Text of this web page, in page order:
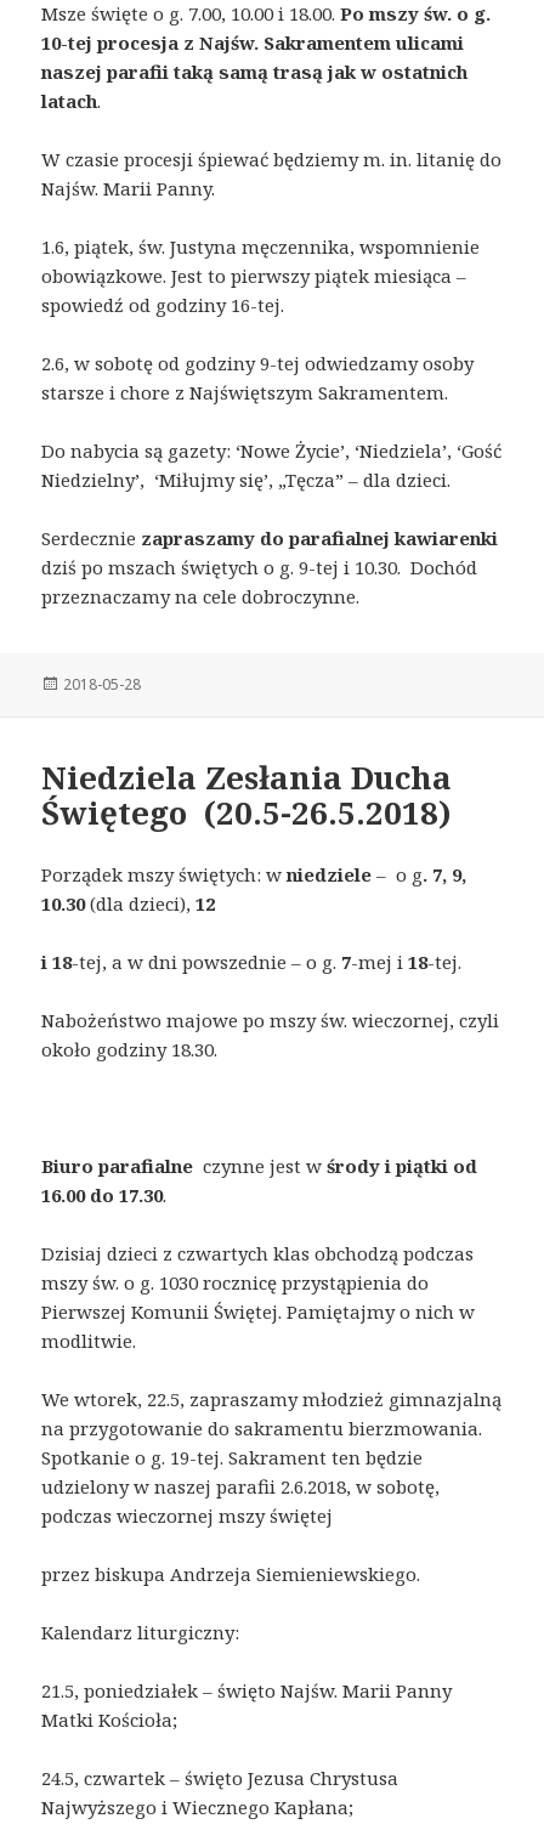
Msze święte o g. 7.00, 10.00 i 18.00.Po mszy św. o g.
10-tej procesja z Najśw. Sakramentem ulicami
naszej parafii taką samą trasą jak w ostatnich
latach.
W czasie procesji śpiewać będziemy m. in. litanię do
Najśw. Marii Panny.
1.6, piątek, św. Justyna męczennika, wspomnienie
obowiązkowe. Jest to pierwszy piątek miesiąca –
spowiedź od godziny 16-tej.
2.6, w sobotę od godziny 9-tej odwiedzamy osoby
starsze i chore z Najświętszym Sakramentem.
Do nabycia są gazety: ‘Nowe Życie’, ‘Niedziela’, ‘Gość
Niedzielny’, ‘Miłujmy się’, „Tęcza” – dla dzieci.
Serdecznie zapraszamy do parafialnej kawiarenki
dziś po mszach świętych o g. 9-tej i 10.30. Dochód
przeznaczamy na cele dobroczynne.
Posted
2018-05-28
Niedziela Zesłania Ducha
Świętego (20.5-26.5.2018)
Porządek mszy świętych: wniedziele – o g. 7, 9,
10.30(dla dzieci),12
i 18-tej, a w dni powszednie – o g. 7-mej i18-tej.
Nabożeństwo majowe po mszy św. wieczornej, czyli
około godziny 18.30.
Biuro parafialne czynne jest wśrody i piątki od
16.00 do 17.30.
Dzisiaj dzieci z czwartych klas obchodzą podczas
mszy św. o g. 1030 rocznicę przystąpienia do
Pierwszej Komunii Świętej. Pamiętajmy o nich w
modlitwie.
We wtorek, 22.5, zapraszamy młodzież gimnazjalną
na przygotowanie do sakramentu bierzmowania.
Spotkanie o g. 19-tej. Sakrament ten będzie
udzielony w naszej parafii 2.6.2018, w sobotę,
podczas wieczornej mszy świętej
przez biskupa Andrzeja Siemieniewskiego.
Kalendarz liturgiczny:
21.5, poniedziałek – święto Najśw. Marii Panny
Matki Kościoła;
24.5, czwartek – święto Jezusa Chrystusa
Najwyższego i Wiecznego Kapłana;